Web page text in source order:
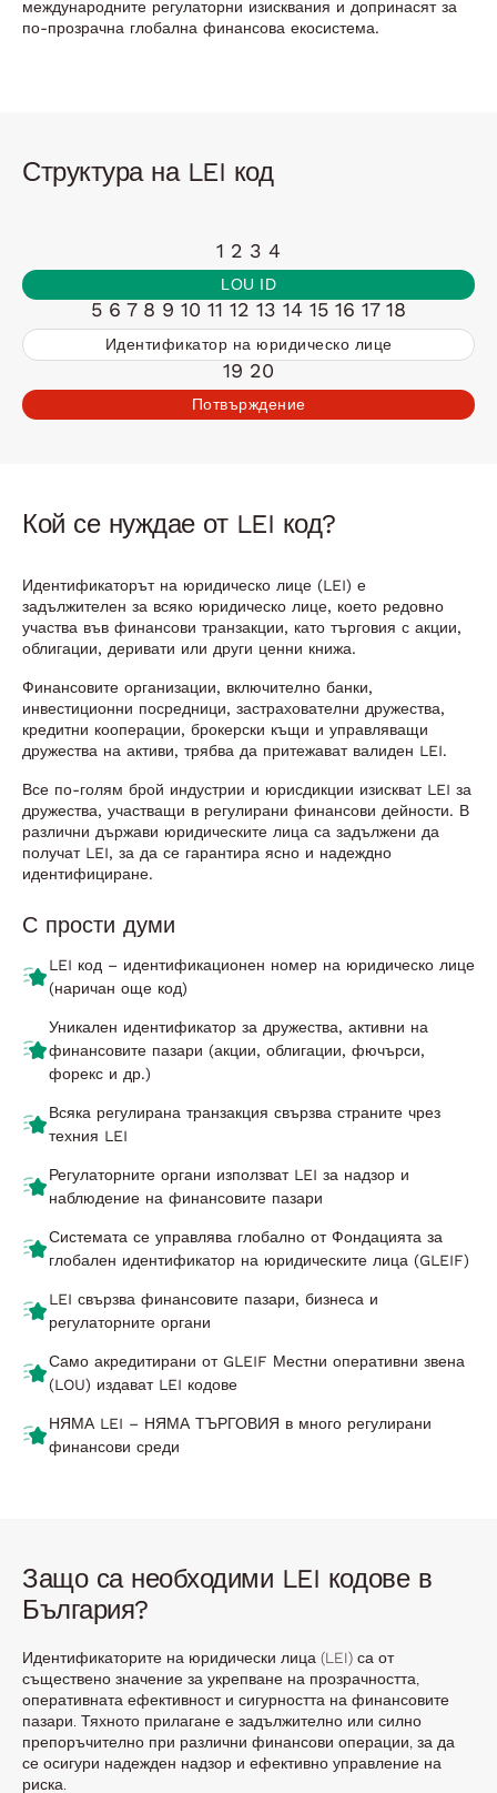
международните регулаторни изисквания и допринасят за
по-прозрачна глобална финансова екосистема.
Структура на LEI код
1 2 3 4
LOU ID
5 6 7 8 9 10 11 12 13 14 15 16 17 18
Идентификатор на юридическо лице
19 20
Потвърждение
Кой се нуждае от LEI код?
Идентификаторът на юридическо лице (LEI) е
задължителен за всяко юридическо лице, което редовно
участва във финансови транзакции, като търговия с акции,
облигации, деривати или други ценни книжа.
Финансовите организации, включително банки,
инвестиционни посредници, застрахователни дружества,
кредитни кооперации, брокерски къщи и управляващи
дружества на активи, трябва да притежават валиден LEI.
Все по-голям брой индустрии и юрисдикции изискват LEI за
дружества, участващи в регулирани финансови дейности. В
различни държави юридическите лица са задължени да
получат LEI, за да се гарантира ясно и надеждно
идентифициране.
С прости думи
LEI код – идентификационен номер на юридическо лице
(наричан още код)
Уникален идентификатор за дружества, активни на
финансовите пазари (акции, облигации, фючърси,
форекс и др.)
Всяка регулирана транзакция свързва страните чрез
техния LEI
Регулаторните органи използват LEI за надзор и
наблюдение на финансовите пазари
Системата се управлява глобално от Фондацията за
глобален идентификатор на юридическите лица (GLEIF)
LEI свързва финансовите пазари, бизнеса и
регулаторните органи
Само акредитирани от GLEIF Местни оперативни звена
(LOU) издават LEI кодове
НЯМА LEI – НЯМА ТЪРГОВИЯ в много регулирани
финансови среди
Защо са необходими LEI кодове в
България?
Идентификаторите на юридически лица (LEI) са от
съществено значение за укрепване на прозрачността,
оперативната ефективност и сигурността на финансовите
пазари. Тяхното прилагане е задължително или силно
препоръчително при различни финансови операции, за да
се осигури надежден надзор и ефективно управление на
риска.